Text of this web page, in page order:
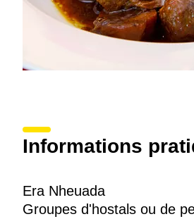
Informations
Era Nheuada
Groupes d'hostals ou de